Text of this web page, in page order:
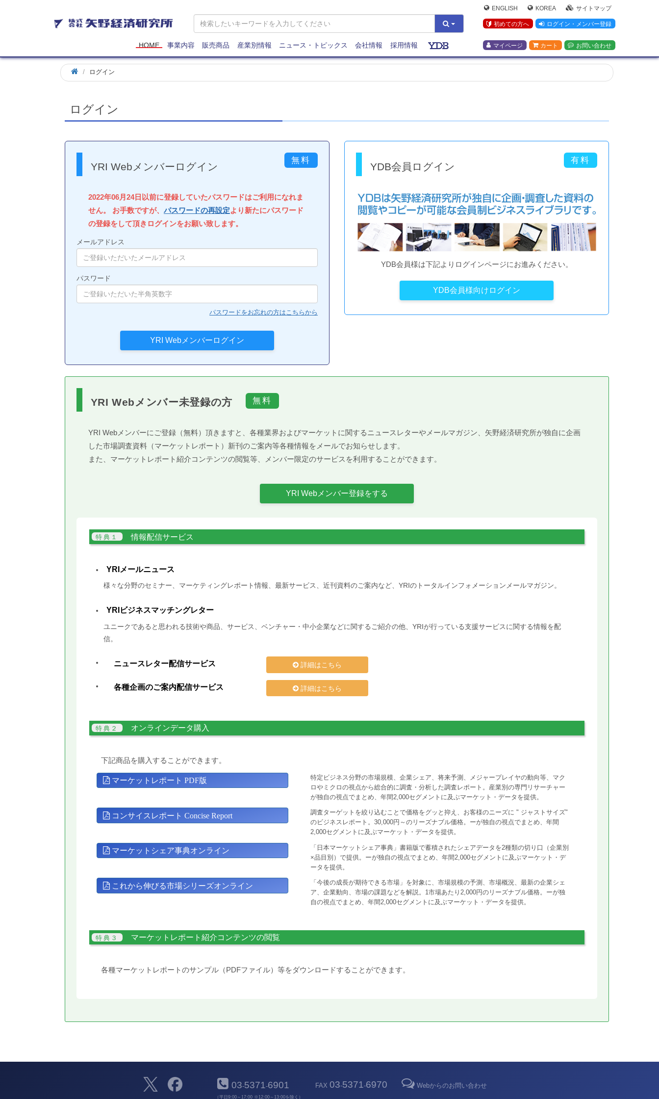
矢
野
研
究
所
ENGLISH KOREA サイトマップ
初めての方へ ログイン・メンバー登録
マイページ カート お問い合わせ
HOME 事業内容 販売商品 産業別情報 ニュース・トピックス 会社情報 採用情報
ログイン
ログイン
YRI Webメンバーログイン
2022年06月24日以前に登録していたパスワードはご利用になれま
せん。 お手数ですが、 パスワードの再設定より新たにパスワード
の登録をして頂きログインをお願い致します。
メールアドレス
パスワード
パスワードをお忘れの方はこちらから
YDB会員ログイン
YDB会員様は下記よりログインページにお進みください。
YDB会員様向けログイン
YRI Webメンバー未登録の方
YRI Webメンバーにご登録（無料）頂きますと、各種業界およびマーケットに関するニュースレターやメールマガジン、矢野経済研究所が独自に企画
した市場調査資料（マーケットレポート）新刊のご案内等各種情報をメールでお知らせします。
また、マーケットレポート紹介コンテンツの閲覧等、メンバー限定のサービスを利用することができます。
YRI Webメンバー登録をする
情報配信サービス
YRIメールニュース
様々な分野のセミナー、マーケティングレポート情報、最新サービス、近刊資料のご案内など、YRIのトータルインフォメーションメールマガジン。
YRIビジネスマッチングレター
ユニークであると思われる技術や商品、サービス、ベンチャー・中小企業などに関するご紹介の他、YRIが行っている支援サービスに関する情報を配
信。
ニュースレター配信サービス 詳細はこちら
各種企画のご案内配信サービス 詳細はこちら
オンラインデータ購入
下記商品を購入することができます。
マーケットレポート PDF版
特定ビジネス分野の市場規模、企業シェア、将来予測、メジャープレイヤの動向等、マク
ロやミクロの視点から総合的に調査・分析した調査レポート。産業別の専門リサーチャー
が独自の視点でまとめ、年間2,000セグメントに及ぶマーケット・データを提供。
コンサイスレポート Concise Report
調査ターゲットを絞り込むことで価格をグッと抑え、お客様のニーズに " ジャストサイズ"
のビジネスレポート。30,000円～のリーズナブル価格。ーが独自の視点でまとめ、年間
2,000セグメントに及ぶマーケット・データを提供。
マーケットシェア事典オンライン
「日本マーケットシェア事典」書籍版で蓄積されたシェアデータを2種類の切り口（企業別
×品目別）で提供。ーが独自の視点でまとめ、年間2,000セグメントに及ぶマーケット・デ
ータを提供。
これから伸びる市場シリーズオンライン
「今後の成長が期待できる市場」を対象に、市場規模の予測、市場概況、最新の企業シェ
ア、企業動向、市場の課題などを解説。1市場あたり2,000円のリーズナブル価格。ーが独
自の視点でまとめ、年間2,000セグメントに及ぶマーケット・データを提供。
マーケットレポート紹介コンテンツの閲覧
各種マーケットレポートのサンプル（PDFファイル）等をダウンロードすることができます。
03-5371-6901
（平日9:00～17:00 ※12:00～13:00を除く）
FAX 03-5371-6970 Webからのお問い合わせ